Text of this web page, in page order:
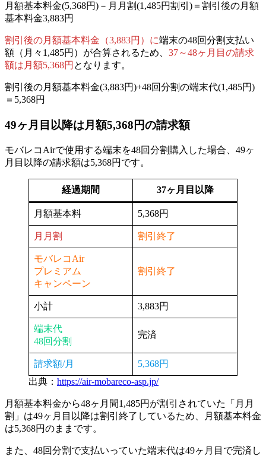
月額基本料金(5,368円)－ 月月割(1,485円割引) ＝割引後の月額
基本料金3,883円
割引後の月額基本料金（3,883円）に端末の48回分割支払い
額（月々1,485円）が合算されるため、 37～48ヶ月目の請求
額は月額5,368円 となります。
割引後の月額基本料金(3,883円)+48回分割の端末代(1,485円)
＝5,368円
49ヶ月目以降は月額5,368円の請求額
モバレコAirで使用する端末を48回分割購入した場合、 49ヶ
月目以降の請求額は5,368円 です。
経過期間 37ヶ月目以降
月額基本料 5,368円
月月割 割引終了
モバレコAir
プレミアム
キャンペーン
割引終了
小計 3,883円
端末代
48回分割
完済
請求額/月
5,368円
出典： https://air-mobareco-asp.jp/
月額基本料金から48ヶ月間1,485円が割引されていた
「月月
割」は49ヶ月目以降は割引終了しているため、月額基本料金
は5,368円のままです。
また、 48回分割で支払いっていた端末代は49ヶ月目で完済し